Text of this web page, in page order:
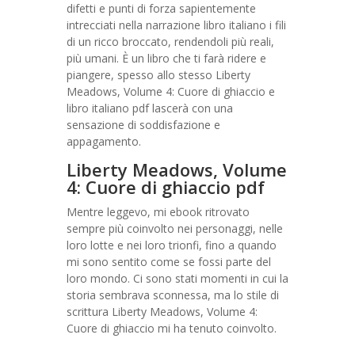
difetti e punti di forza sapientemente
intrecciati nella narrazione libro italiano i fili
di un ricco broccato, rendendoli più reali,
più umani. È un libro che ti farà ridere e
piangere, spesso allo stesso Liberty
Meadows, Volume 4: Cuore di ghiaccio e
libro italiano pdf lascerà con una
sensazione di soddisfazione e
appagamento.
Liberty Meadows, Volume
4: Cuore di ghiaccio pdf
Mentre leggevo, mi ebook ritrovato
sempre più coinvolto nei personaggi, nelle
loro lotte e nei loro trionfi, fino a quando
mi sono sentito come se fossi parte del
loro mondo. Ci sono stati momenti in cui la
storia sembrava sconnessa, ma lo stile di
scrittura Liberty Meadows, Volume 4:
Cuore di ghiaccio mi ha tenuto coinvolto.